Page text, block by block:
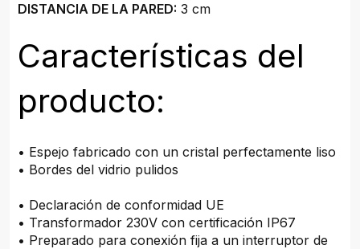
DISTANCIA DE LA PARED: 3 cm
Características del
producto:
• Espejo fabricado con un cristal perfectamente liso
• Bordes del vidrio pulidos
• Declaración de conformidad UE
• Transformador 230V con certificación IP67
• Preparado para conexión fija a un interruptor de